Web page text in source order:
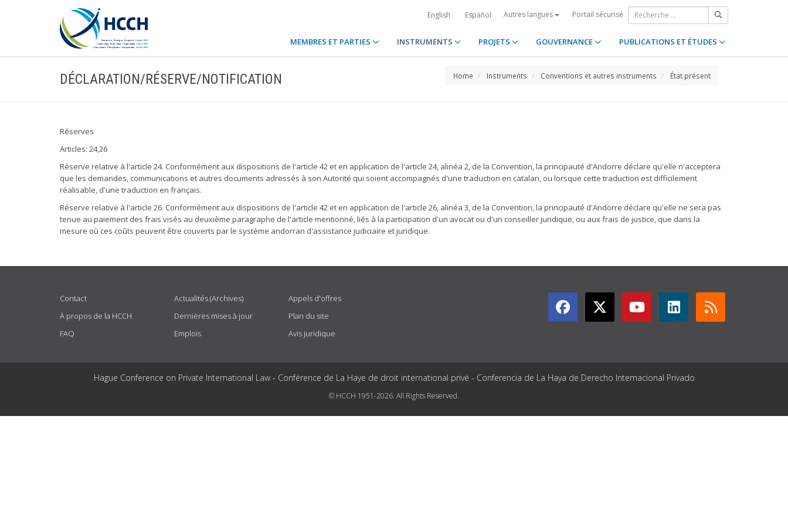
English Español Autres langues Portail sécurisé
MEMBRES ET PARTIES INSTRUMENTS PROJETS GOUVERNANCE PUBLICATIONS ET ÉTUDES
DÉCLARATION/RÉSERVE/NOTIFICATION Home Instruments Conventions et autres instruments État présent
Réserves
Articles: 24,26
Réserve relative à l'article 24. Conformément aux dispositions de l'article 42 et en application de l'article 24, alinéa 2, de la Convention, la principauté d'Andorre déclare qu'elle n'acceptera
que les demandes, communications et autres documents adressés à son Autorité qui soient accompagnés d'une traduction en catalan, ou lorsque cette traduction est difficilement
réalisable, d'une traduction en français.
Réserve relative à l'article 26. Conformément aux dispositions de l'article 42 et en application de l'article 26, alinéa 3, de la Convention, la principauté d'Andorre déclare qu'elle ne sera pas
tenue au paiement des frais visés au deuxième paragraphe de l'article mentionné, liés à la participation d'un avocat ou d'un conseiller juridique, ou aux frais de justice, que dans la
mesure où ces coûts peuvent être couverts par le système andorran d'assistance judiciaire et juridique.
Contact
À propos de la HCCH
FAQ
Actualités (Archives)
Dernières mises à jour
Emplois
Appels d'offres
Plan du site
Avis juridique
Hague Conference on Private International Law - Conférence de La Haye de droit international privé - Conferencia de La Haya de Derecho Internacional Privado
© HCCH 1951-2026. All Rights Reserved.